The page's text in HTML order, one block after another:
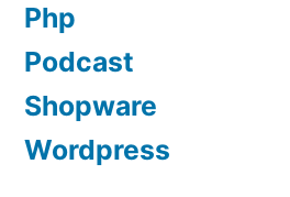
Php
Podcast
Shopware
Wordpress